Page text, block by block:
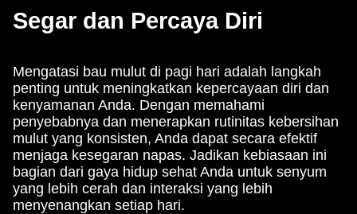
Segar dan Percaya Diri
Mengatasi bau mulut di pagi hari adalah langkah
penting untuk meningkatkan kepercayaan diri dan
kenyamanan Anda. Dengan memahami
penyebabnya dan menerapkan rutinitas kebersihan
mulut yang konsisten, Anda dapat secara efektif
menjaga kesegaran napas. Jadikan kebiasaan ini
bagian dari gaya hidup sehat Anda untuk senyum
yang lebih cerah dan interaksi yang lebih
menyenangkan setiap hari.